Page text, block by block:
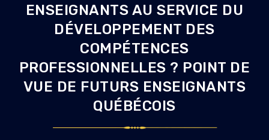
ENSEIGNANTS AU SERVICE DU
DÉVELOPPEMENT DES
COMPÉTENCES
PROFESSIONNELLES ? POINT DE
VUE DE FUTURS ENSEIGNANTS
QUÉBÉCOIS